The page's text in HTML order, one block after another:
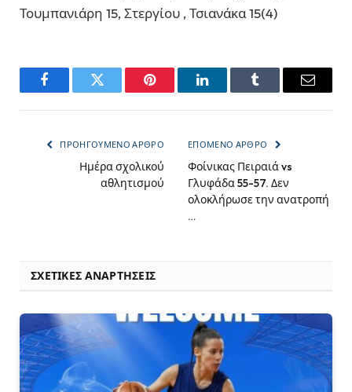
Τουμπανιάρη 15, Στεργίου , Τσιανάκα 15(4)
FacebookTwitter Pinterest LinkedInTumblr Email
ΠΡΟΗΓΟΎΜΕΝΟ ΆΡΘΡΟ
Ημέρα σχολικού
αθλητισμού
ΕΠΌΜΕΝΟ ΆΡΘΡΟ
Φοίνικας Πειραιά vs
Γλυφάδα 55-57. Δεν
ολοκλήρωσε την ανατροπή
…
ΣΧΕΤΙΚΈΣ ΑΝΑΡΤΉΣΕΙΣ